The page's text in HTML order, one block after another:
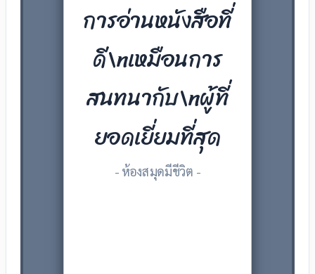
การอ่านหนังสือที่
ดี\nเหมือนการ
สนทนากับ\nผู้ที่
ยอดเยี่ยมที่สุด
- ห้องสมุดมีชีวิต -